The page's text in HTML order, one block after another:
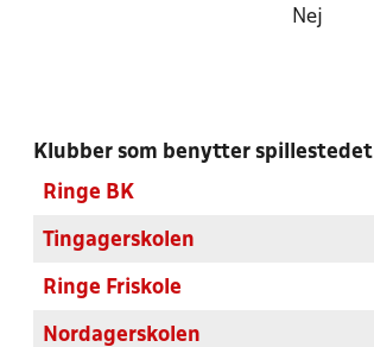
Nej
Klubber som benytter spillestedet
Ringe BK
Tingagerskolen
Ringe Friskole
Nordagerskolen